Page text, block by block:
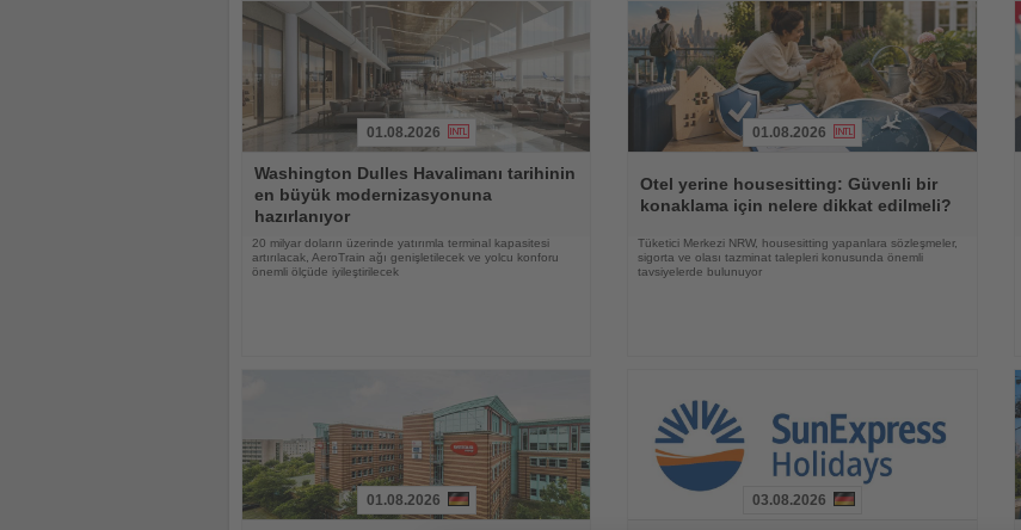
Oku
01.08.2026
Washington Dulles Havalimanı tarihinin
en büyük modernizasyonuna
hazırlanıyor
20 milyar doların üzerinde yatırımla terminal kapasitesi
artırılacak, AeroTrain ağı genişletilecek ve yolcu konforu
önemli ölçüde iyileştirilecek
Oku
01.08.2026
Otel yerine housesitting: Güvenli bir
konaklama için nelere dikkat edilmeli?
Tüketici Merkezi NRW, housesitting yapanlara sözleşmeler,
sigorta ve olası tazminat talepleri konusunda önemli
tavsiyelerde bulunuyor
01.08.2026 03.08.2026